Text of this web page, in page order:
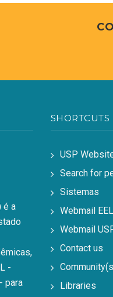
é a
-
para
SHORTCUTS
USP
Search for
Sistemas
Webmail EEL
Webmail
Contact us
Libraries